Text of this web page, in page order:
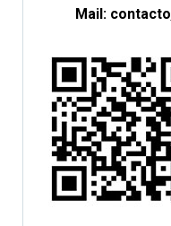
Mail: contacto